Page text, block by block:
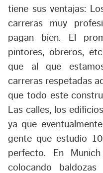
tiene sus ventajas:
carreras muy
pagan bien. El
pintores, obreros,
que al que
carreras respetadas
que todo este
Las calles, los
ya que
gente que estudio
perfecto. En
colocando